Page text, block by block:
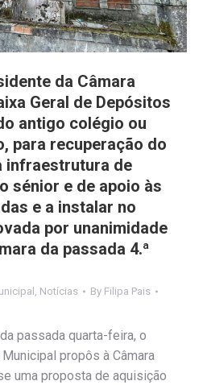
da Câmara
Geral de Depósitos
antigo colégio ou
para recuperação do
infraestrutura de
sénior e de apoio às
e a instalar no
por unanimidade
da passada 4.ª
, Notícias By Filipa Pais
passada quarta-feira, o
propôs à Câmara
uma proposta de aquisição